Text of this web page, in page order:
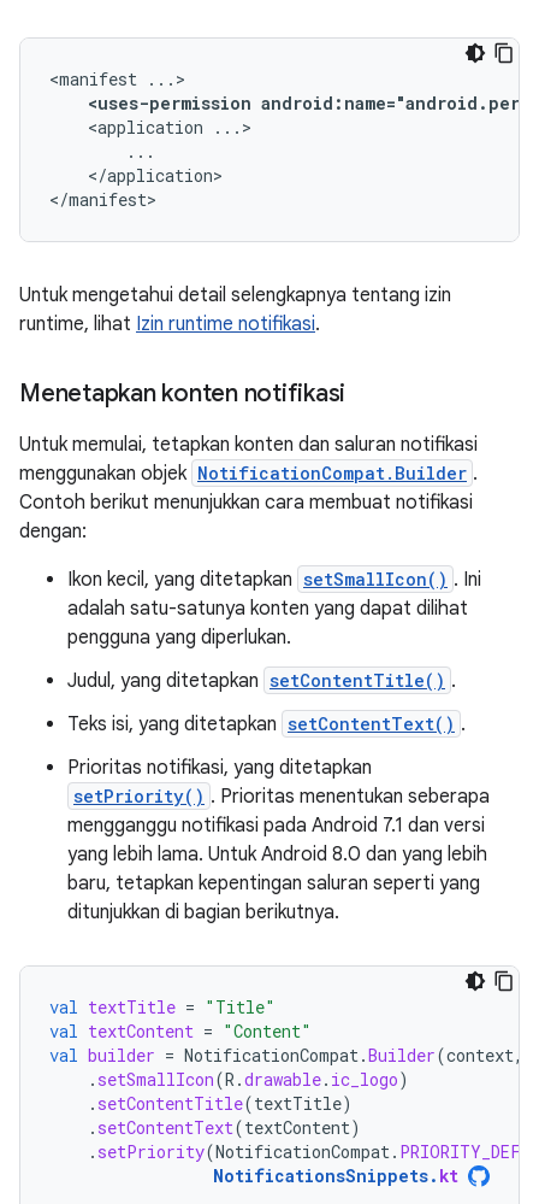
<manifest
<uses-permission
<application
</application>
</manifest>
Untuk mengetahui detail selengkapnya tentang izin
runtime, lihat Izin runtime notifikasi.
Menetapkan konten notifikasi
Untuk memulai, tetapkan konten dan saluran notifikasi
menggunakan objek NotificationCompat.Builder .
Contoh berikut menunjukkan cara membuat notifikasi
dengan:
Ikon kecil, yang ditetapkan setSmallIcon() . Ini
adalah satu-satunya konten yang dapat dilihat
pengguna yang diperlukan.
Judul, yang ditetapkan setContentTitle() .
Teks isi, yang ditetapkan setContentText() .
Prioritas notifikasi, yang ditetapkan
setPriority() . Prioritas menentukan seberapa
mengganggu notifikasi pada Android 7.1 dan versi
yang lebih lama. Untuk Android 8.0 dan yang lebih
baru, tetapkan kepentingan saluran seperti yang
ditunjukkan di bagian berikutnya.
val textTitle = "Title"
val textContent = "Content"
val builder = NotificationCompat .Builder(context,
. setSmallIcon(R .drawable. ic_logo)
. setContentTitle(textTitle)
. setContentText(textContent)
. setPriority(NotificationCompat .
NotificationsSnippets. kt